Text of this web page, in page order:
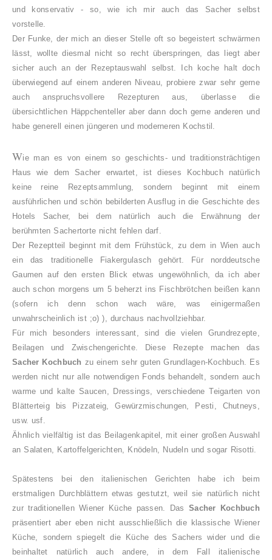
und konservativ - so, wie ich mir auch das Sacher selbst
vorstelle.
Der Funke, der mich an dieser Stelle oft so begeistert schwärmen
lässt, wollte diesmal nicht so recht überspringen, das liegt aber
sicher auch an der Rezeptauswahl selbst. Ich koche halt doch
überwiegend auf einem anderen Niveau, probiere zwar sehr gerne
auch anspruchsvollere Rezepturen aus, überlasse die
übersichtlichen Häppchenteller aber dann doch gerne anderen und
habe generell einen jüngeren und moderneren Kochstil.
Wie man es von einem so geschichts- und traditionsträchtigen
Haus wie dem Sacher erwartet, ist dieses Kochbuch natürlich
keine reine Rezeptsammlung, sondern beginnt mit einem
ausführlichen und schön bebilderten Ausflug in die Geschichte des
Hotels Sacher, bei dem natürlich auch die Erwähnung der
berühmten Sachertorte nicht fehlen darf.
Der Rezeptteil beginnt mit dem Frühstück, zu dem in Wien auch
ein das traditionelle Fiakergulasch gehört. Für norddeutsche
Gaumen auf den ersten Blick etwas ungewöhnlich, da ich aber
auch schon morgens um 5 beherzt ins Fischbrötchen beißen kann
(sofern ich denn schon wach wäre, was einigermaßen
unwahrscheinlich ist ;o) ), durchaus nachvollziehbar.
Für mich besonders interessant, sind die vielen Grundrezepte,
Beilagen und Zwischengerichte. Diese Rezepte machen das
Sacher Kochbuch zu einem sehr guten Grundlagen-Kochbuch. Es
werden nicht nur alle notwendigen Fonds behandelt, sondern auch
warme und kalte Saucen, Dressings, verschiedene Teigarten von
Blätterteig bis Pizzateig, Gewürzmischungen, Pesti, Chutneys,
usw. usf.
Ähnlich vielfältig ist das Beilagenkapitel, mit einer großen Auswahl
an Salaten, Kartoffelgerichten, Knödeln, Nudeln und sogar Risotti.
Spätestens bei den italienischen Gerichten habe ich beim
erstmaligen Durchblättern etwas gestutzt, weil sie natürlich nicht
zur traditionellen Wiener Küche passen. Das Sacher Kochbuch
präsentiert aber eben nicht ausschließlich die klassische Wiener
Küche, sondern spiegelt die Küche des Sachers wider und die
beinhaltet natürlich auch andere, in dem Fall italienische